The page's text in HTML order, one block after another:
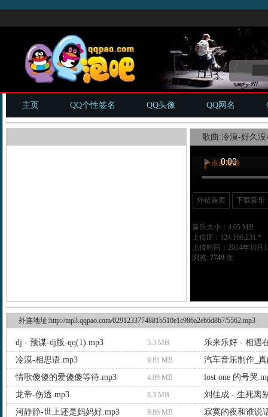
主页 QQ个性签名 QQ头像 QQ网名
歌曲:冷漠-好久
外链首页 下载音乐
音乐大小：4.05 MB
上传IP：124.166.231.*
上传时间：2014年10月
浏览: 7749次
外连地址:http://mp3.qqpao.com/0291233774881b510e1c986a2eb6d8b7/5562.mp3
dj - 预谋-dj版-qq(1).mp3 5.3 MB
乐来乐好 - 相遇
冷漠-相思语.mp3
9.81 MB
汽车音乐制作_
情歌傻傻的爱傻傻等待.mp3
4.89 MB
lost one 的号哭
龙帝-伤透.mp3
8.3 MB
刘佳成 - 生死离
河静静-世上还是妈妈好.mp3
9.86 MB
寂寞的夜和谁说